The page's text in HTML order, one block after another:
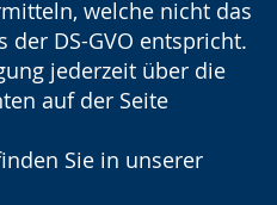
welche nicht das
der DS-GVO entspricht.
jederzeit über die
auf der Seite
Sie in unserer